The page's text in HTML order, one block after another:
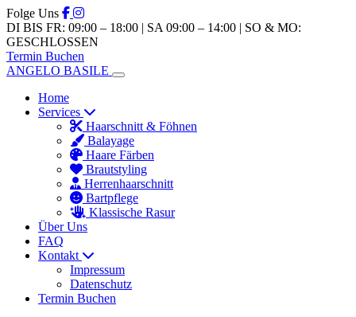
Folge Uns
DI BIS FR: 09:00 – 18:00 | SA 09:00 – 14:00 | SO & MO:
GESCHLOSSEN
Termin Buchen
ANGELO BASILE
Home
Services
Haarschnitt & Föhnen
Balayage
Haare Färben
Brautstyling
Herrenhaarschnitt
Bartpflege
Klassische Rasur
Über Uns
FAQ
Kontakt
Impressum
Datenschutz
Termin Buchen